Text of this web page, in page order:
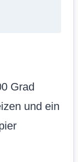
Grad
und ein